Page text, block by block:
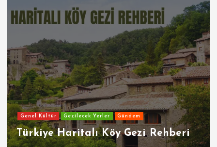
Genel Kültür Gezilecek Yerler Gündem
Türkiye Haritalı Köy Gezi Rehberi